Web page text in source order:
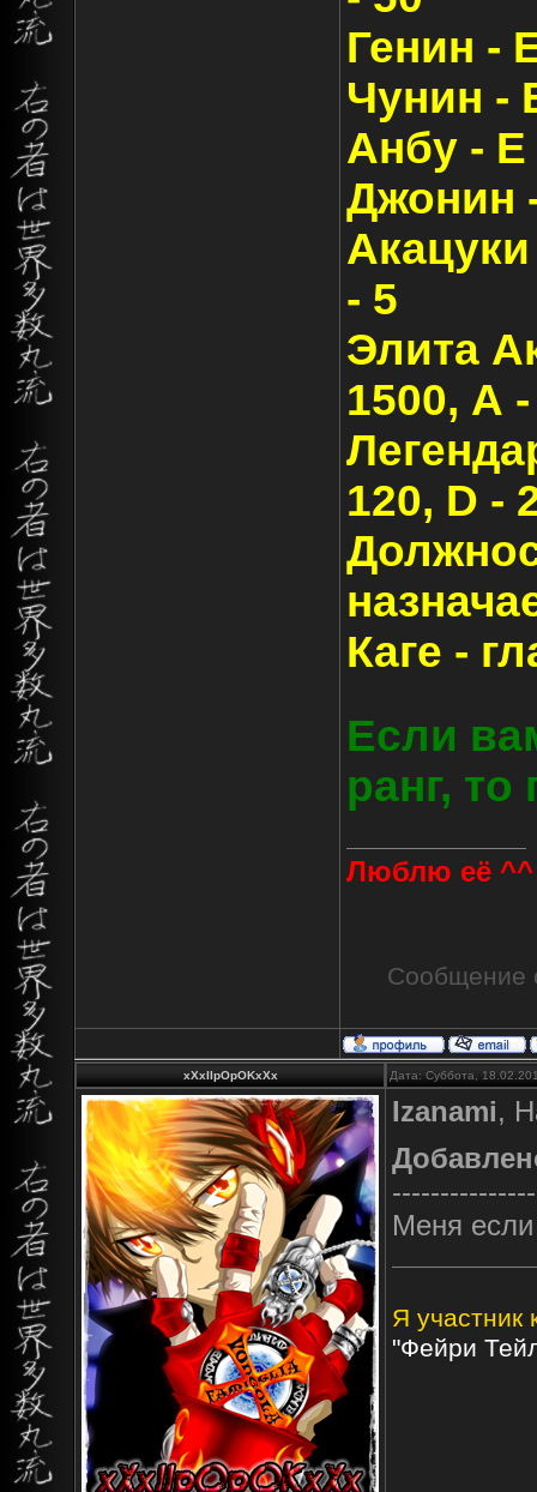
Генин -
Чунин -
Анбу - Е
Джонин
- 5
Элита
1500, А
120, D -
Каге -
Если
ранг,
Люблю её ^^
Сообщение
xXxIIpOpOKxXx Дата: Суббота,
Izanami,
Меня
Я участник
"Фейри